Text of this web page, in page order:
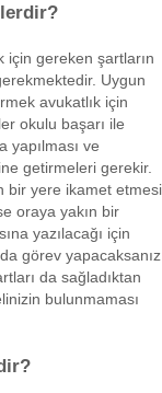
için gereken şartların
Uygun
avukatlık için
okulu başarı ile
yapılması ve
getirmeleri gerekir.
bir yere ikamet etmesi
oraya yakın bir
yazılacağı için
görev yapacaksanız
da sağladıktan
bulunmaması